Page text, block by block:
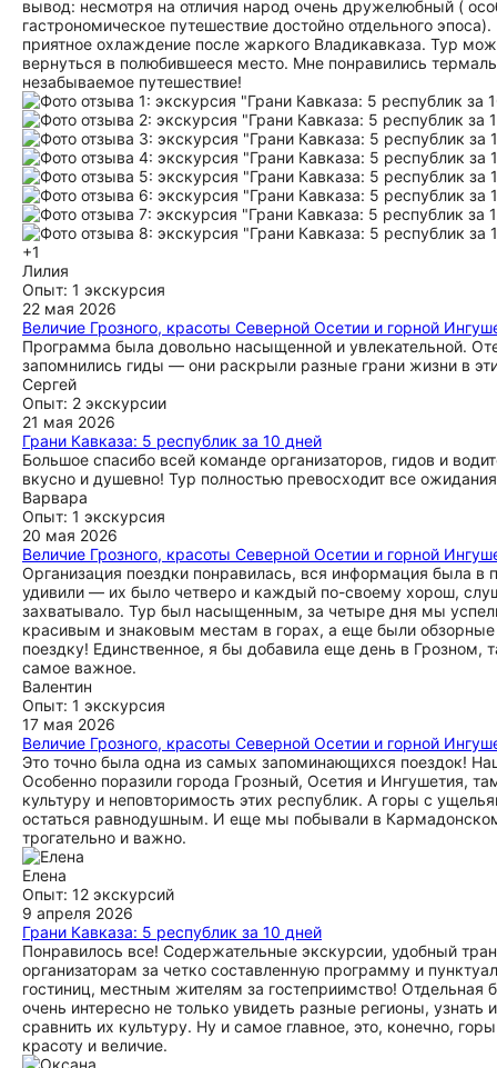
вывод: несмотря на отличия народ очень дружелюбный (
гастрономическое путешествие достойно отдельного
приятное охлаждение после жаркого Владикавказа. Тур
вернуться в полюбившееся место. Мне понравились
незабываемое путешествие!
+1
Лилия
Опыт: 1 экскурсия
22 мая 2026
Величие Грозного, красоты Северной Осетии и горной
Программа была довольно насыщенной и увлекательной.
запомнились гиды — они раскрыли разные грани жизни в
Сергей
Опыт: 2 экскурсии
21 мая 2026
Грани Кавказа: 5 республик за 10 дней
Большое спасибо всей команде организаторов, гидов и
вкусно и душевно! Тур полностью превосходит все
Варвара
Опыт: 1 экскурсия
20 мая 2026
Величие Грозного, красоты Северной Осетии и горной
Организация поездки понравилась, вся информация была в
удивили — их было четверо и каждый по-своему хорош,
захватывало. Тур был насыщенным, за четыре дня мы
красивым и знаковым местам в горах, а еще были обзорные
поездку! Единственное, я бы добавила еще день в Грозном,
самое важное.
Валентин
Опыт: 1 экскурсия
17 мая 2026
Величие Грозного, красоты Северной Осетии и горной
Это точно была одна из самых запоминающихся поездок!
Особенно поразили города Грозный, Осетия и Ингушетия,
культуру и неповторимость этих республик. А горы с
остаться равнодушным. И еще мы побывали в
трогательно и важно.
Елена
Опыт: 12 экскурсий
9 апреля 2026
Грани Кавказа: 5 республик за 10 дней
Понравилось все! Содержательные экскурсии, удобный
организаторам за четко составленную программу и
гостиниц, местным жителям за гостеприимство! Отдельная
очень интересно не только увидеть разные регионы,
сравнить их культуру. Ну и самое главное, это, конечно,
красоту и величие.